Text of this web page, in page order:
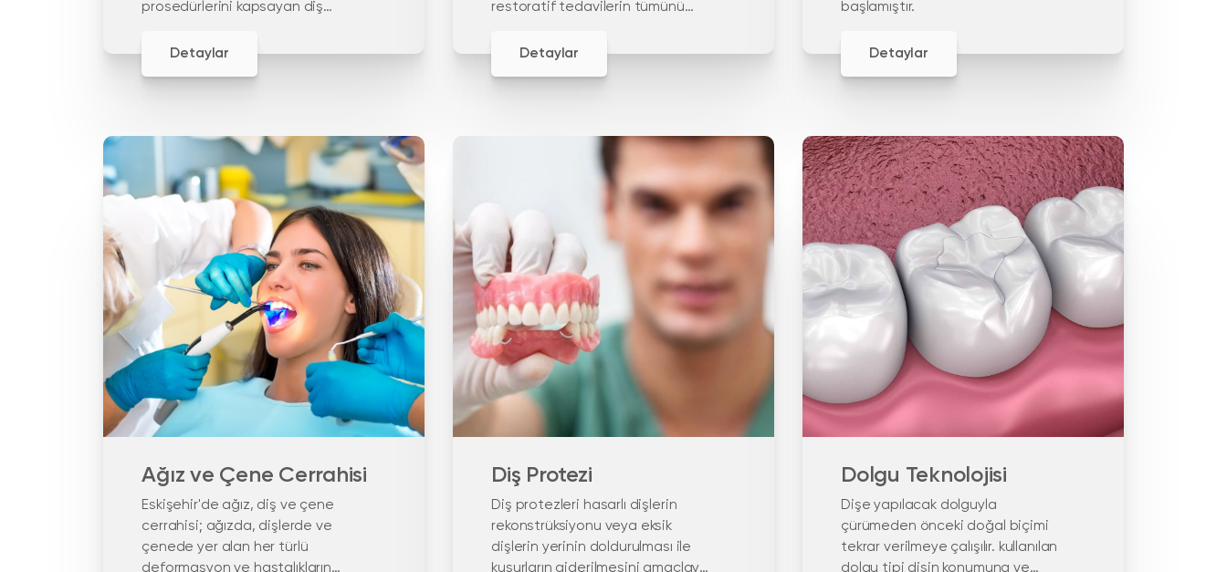
prosedürlerini kapsayan diş
Detaylar
restoratif tedavilerin tümünü
Detaylar
başlamıştır.
Detaylar
Ağız ve Çene Cerrahisi
Eskişehir'de ağız, diş ve çene
cerrahisi; ağızda, dişlerde ve
çenede yer alan her türlü
deformasyon ve hastalıkların
Diş Protezi
Diş protezleri hasarlı dişlerin
rekonstrüksiyonu veya eksik
dişlerin yerinin doldurulması ile
kusurların giderilmesini amaçlayan
Dolgu Teknolojisi
Dişe yapılacak dolguyla
çürümeden önceki doğal biçimi
tekrar verilmeye çalışılır. kullanılan
dolgu tipi dişin konumuna ve